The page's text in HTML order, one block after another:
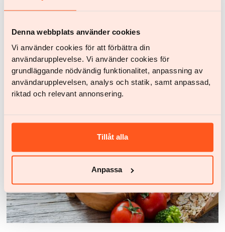
Denna webbplats använder cookies
Vi använder cookies för att förbättra din
användarupplevelse. Vi använder cookies för
grundläggande nödvändig funktionalitet, anpassning av
användarupplevelsen, analys och statik, samt anpassad,
riktad och relevant annonsering.
Tillåt alla
Anpassa
Rezepte
Couscous-Salat mit Hähnchen Feta und getrockneten
Aprikosen